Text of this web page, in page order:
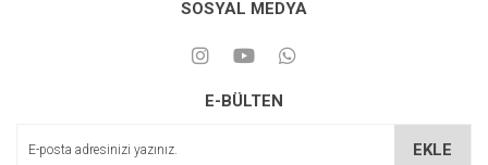
SOSYAL MEDYA
E-BÜLTEN
EKLE